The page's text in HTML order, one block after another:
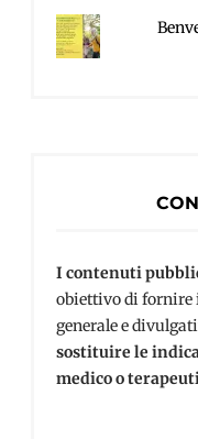
I contenuti
obiettivo di
generale e
sostituire le
medico o